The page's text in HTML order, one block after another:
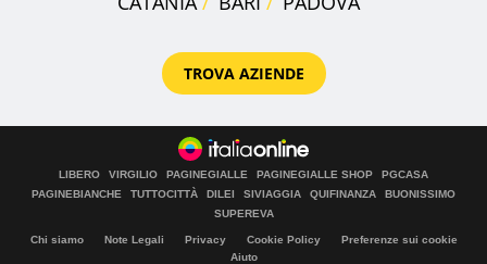
TROVA AZIENDE
LIBERO VIRGILIO PAGINEGIALLE PAGINEGIALLE SHOP
PGCASA
PAGINEBIANCHE
TUTTOCITTÀ DILEI SIVIAGGIA QUIFINANZA
BUONISSIMO
SUPEREVA
Chi siamo Note Legali Privacy Cookie Policy
Preferenze sui cookie
Aiuto